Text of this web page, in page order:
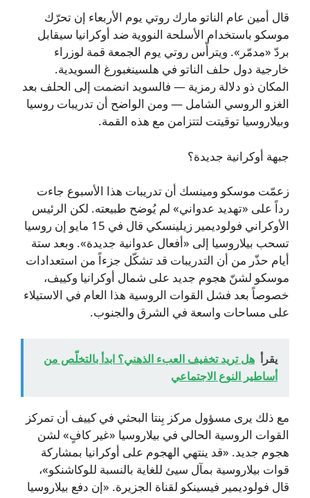
قال أمين عام الناتو مارك روتي يوم الأربعاء إن تحرّك
موسكو باستخدام الأسلحة النووية ضد أوكرانيا سيقابل
بردّ «مدمّر». ويترأّس روتي يوم الجمعة قمة لوزراء
خارجية دول حلف الناتو في هلسينغبورغ السويدية.
المكان ذو دلالة رمزية — فالسويد انضمت إلى الحلف بعد
الغزو الروسي الشامل — ومن الواضح أن تدريبات روسيا
وبيلاروسيا توقيتت لتتزامن مع هذه القمة.
جبهة أوكرانية جديدة؟
زعمّت موسكو ومينسك أن تدريبات هذا الأسبوع جاءت
رداً على «تهديد عدواني» لم يُوضح طبيعته. لكن الرئيس
الأوكراني فولوديمير زيلينسكي قال في 15 مايو إن روسيا
تسحب بيلاروسيا إلى «أفعال عدوانية جديدة». وبعد ستة
أيام حذّر من أن التدريبات قد تشكّل جزءاً من استعدادات
موسكو لشنّ هجوم جديد على شمال أوكرانيا وكييف،
خصوصاً بعد فشل القوات الروسية هذا العام في الاستيلاء
على مساحات واسعة في الشرق والجنوب.
يقرأ هل تريد تخفيف العبء الذهني؟ ابدأ بالتخلّص من
أساطير النوع الاجتماعي
مع ذلك يرى مسؤول مركز بِنتا البحثي في كييف أن تمركز
القوات الروسية الحالي في بيلاروسيا «غير كافٍ» لشن
هجوم جديد. «قد ينتهي الهجوم على أوكرانيا بمشاركة
قوات بيلاروسية بمآل سيئ للغاية بالنسبة للوكاشنكو»،
قال فولوديمير فيسينكو لقناة الجزيرة. «إن دفع بيلاروسيا